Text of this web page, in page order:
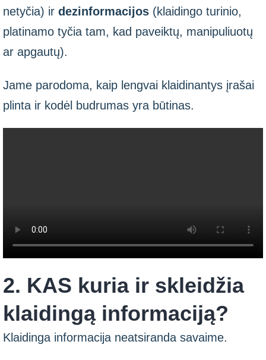
netyčia) ir dezinformacijos (klaidingo turinio,
platinamo tyčia tam, kad paveiktų, manipuliuotų
ar apgautų).
Jame parodoma, kaip lengvai klaidinantys įrašai
plinta ir kodėl budrumas yra būtinas.
2. KAS kuria ir skleidžia
klaidingą informaciją?
Klaidinga informacija neatsiranda savaime.